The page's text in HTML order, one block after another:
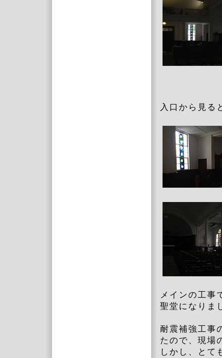
入口から見る
メインの工事
聖堂になりま
耐震補強工事
たので、現場
しかし、とて